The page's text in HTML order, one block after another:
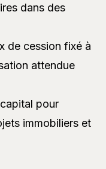
dans des
de cession fixé à
attendue
pour
immobiliers et